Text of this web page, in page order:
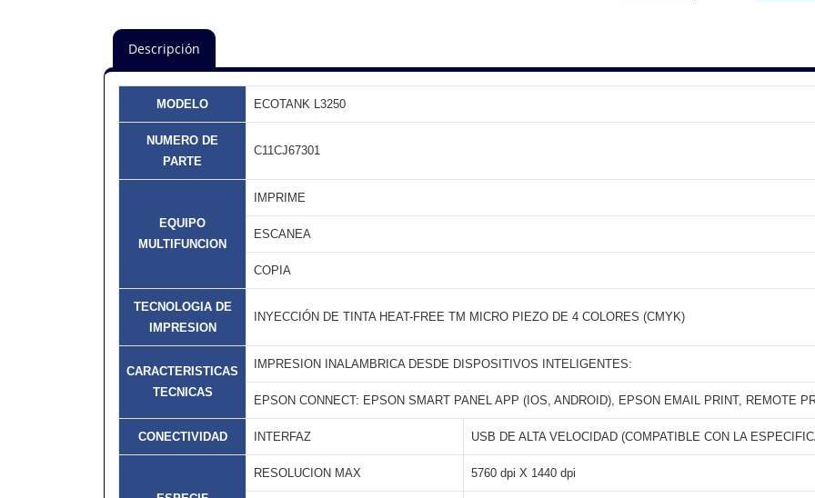
Descripción
MODELO ECOTANK L3250
NUMERO DE
PARTE
C11CJ67301
EQUIPO
MULTIFUNCION
IMPRIME
ESCANEA
COPIA
TECNOLOGIA DE
IMPRESION
INYECCIÓN DE TINTA HEAT-FREE TM MICRO PIEZO DE 4 COLORES (CMYK)
CARACTERISTICAS
TECNICAS
IMPRESION INALAMBRICA DESDE DISPOSITIVOS INTELIGENTES:
EPSON CONNECT: EPSON SMART PANEL APP (IOS, ANDROID), EPSON EMAIL PRINT, REMOTE
CONECTIVIDAD INTERFAZ USB DE ALTA VELOCIDAD (COMPATIBLE CON LA
RESOLUCION MAX 5760 dpi X 1440 dpi